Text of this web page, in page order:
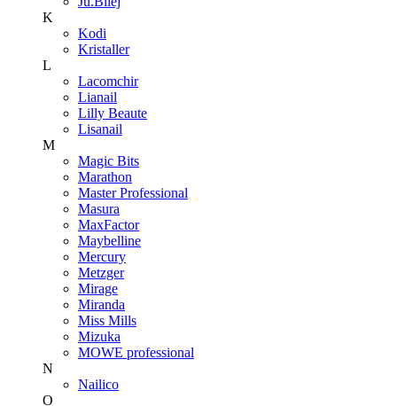
K
Kodi
Kristaller
L
Lacomchir
Lianail
Lilly Beaute
Lisanail
M
Magic Bits
Marathon
Master Professional
Masura
MaxFactor
Maybelline
Mercury
Metzger
Mirage
Miranda
Miss Mills
Mizuka
MOWE professional
N
Nailico
O